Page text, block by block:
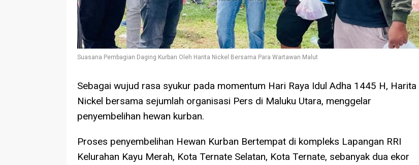
Suasana Pembagian Daging Kurban Oleh Harita Nickel Bersama Para Wartawan Malut
Sebagai wujud rasa syukur pada momentum Hari Raya Idul Adha 1445 H, Harita
Nickel bersama sejumlah organisasi Pers di Maluku Utara, menggelar
penyembelihan hewan kurban.
Proses penyembelihan Hewan Kurban Bertempat di kompleks Lapangan RRI
Kelurahan Kayu Merah, Kota Ternate Selatan, Kota Ternate, sebanyak dua ekor